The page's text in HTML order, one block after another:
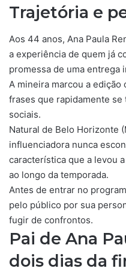
Trajetória e
Aos 44 anos, Ana Paula
a experiência de quem já
promessa de uma entrega
A mineira marcou a
frases que rapidamente
sociais.
Natural de Belo Horizonte
influenciadora nunca
característica que a levou
ao longo da temporada.
Antes de entrar no
pelo público por sua
fugir de confrontos.
Pai de Ana
dois dias da